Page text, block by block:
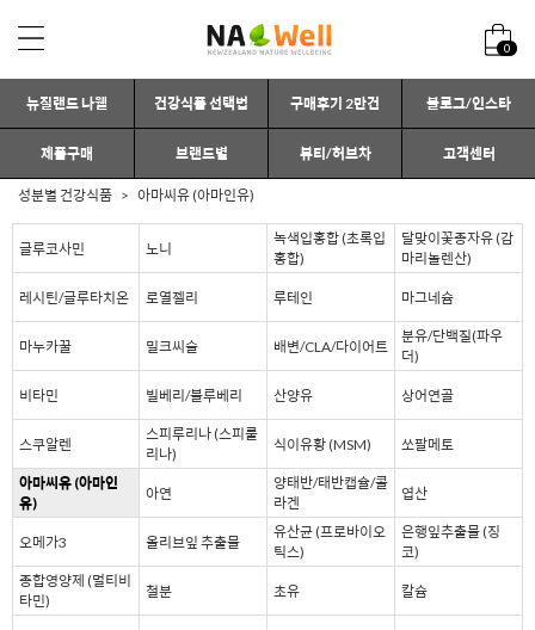
0
뉴질랜드 나웰 건강식품 선택법 구매후기 2만건 블로그/인스타
제품구매 브랜드별 뷰티/허브차 고객센터
성분별 건강식품 아마씨유 (아마인유)
글루코사민 노니
녹색입홍합 (초록입
홍합)
달맞이꽃종자유 (감
마리놀렌산)
레시틴/글루타치온 로열젤리 루테인 마그네슘
마누카꿀 밀크씨슬 배변/CLA/다이어트
분유/단백질(파우
더)
비타민 빌베리/블루베리 산양유 상어연골
스쿠알렌
스피루리나 (스피룰
리나)
식이유황 (MSM) 쏘팔메토
아마씨유 (아마인
유)
아연
양태반/태반캡슐/콜
라겐
엽산
오메가3 올리브잎 추출물
유산균 (프로바이오
틱스)
은행잎추출물 (징
코)
종합영양제 (멀티비
타민)
철분 초유 칼슘